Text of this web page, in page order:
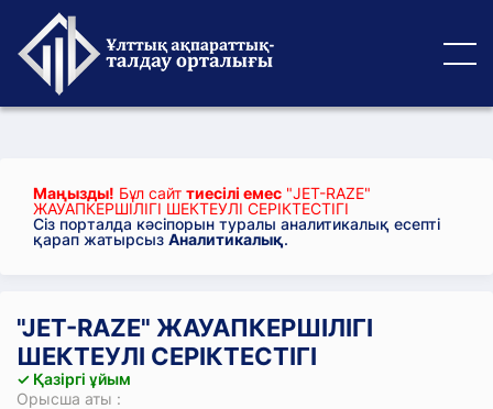
Маңызды! Бұл сайт тиесілі емес "JET-RAZE"
ЖАУАПКЕРШІЛІГІ ШЕКТЕУЛІ СЕРІКТЕСТІГІ
Сіз порталда кәсіпорын туралы аналитикалық есепті
қарап жатырсыз Аналитикалық.
"JET-RAZE" ЖАУАПКЕРШІЛІГІ
ШЕКТЕУЛІ СЕРІКТЕСТІГІ
✓ Қазіргі ұйым
Орысша аты :